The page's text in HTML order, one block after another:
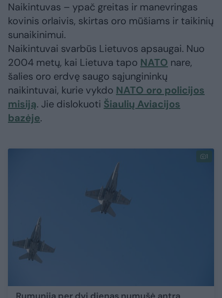
Naikintuvas – ypač greitas ir manevringas
kovinis orlaivis, skirtas oro mūšiams ir taikinių
sunaikinimui.
Naikintuvai svarbūs Lietuvos apsaugai. Nuo
2004 metų, kai Lietuva tapo NATO nare,
šalies oro erdvę saugo sąjungininkų
naikintuvai, kurie vykdo NATO oro policijos
misiją. Jie dislokuoti Šiaulių Aviacijos
bazėje.
1